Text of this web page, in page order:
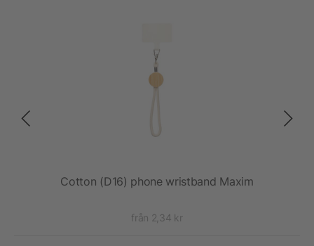
Cotton (D16) phone wristband Maxim
från 2,34 kr